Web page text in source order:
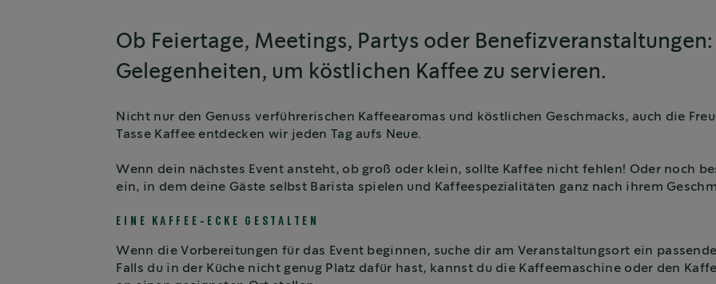
Ob Feiertage, Meetings, Partys oder
Gelegenheiten, um köstlichen Kaffee zu servieren.
Nicht nur den Genuss verführerischen Kaffeearomas und köstlichen Geschmacks, auch die
Tasse Kaffee entdecken wir jeden Tag aufs Neue.
Wenn dein nächstes Event ansteht, ob groß oder klein, sollte Kaffee nicht fehlen! Oder noch
ein, in dem deine Gäste selbst Barista spielen und Kaffeespezialitäten ganz nach ihrem
EINE KAFFEE-ECKE GESTALTEN
Wenn die Vorbereitungen für das Event beginnen, suche dir am Veranstaltungsort ein
Falls du in der Küche nicht genug Platz dafür hast, kannst du die Kaffeemaschine oder den